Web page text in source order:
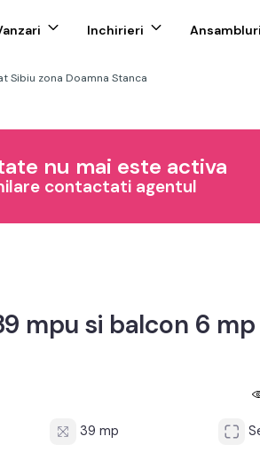
Inchirieri Ansambluri
Sibiu zona Doamna Stanca
nu mai este activa
contactati agentul
mpu si balcon 6 mp
39 mp